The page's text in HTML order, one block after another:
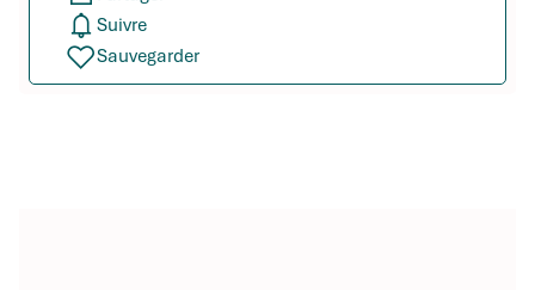
Suivre
Sauvegarder